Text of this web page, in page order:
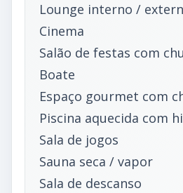
Lounge interno /
Cinema
Salão de festas com
Boate
Espaço gourmet com
Piscina aquecida com
Sala de jogos
Sauna seca / vapor
Sala de descanso